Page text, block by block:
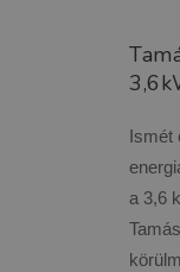
Ismét
a 3,6